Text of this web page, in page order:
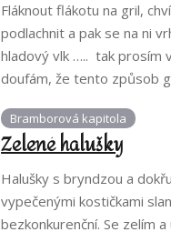
Fláknout flákotu na gril,
podlachnit a pak se na ni
hladový vlk ….. tak prosím
doufám, že tento způsob
Bramborová kapitola
Zelené halušky
Halušky s bryndzou a
vypečenými kostičkami
bezkonkurenční. Se zelím